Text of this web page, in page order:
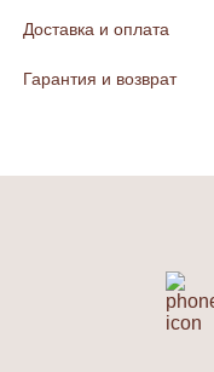
Доставка и оплата
Гарантия и возврат